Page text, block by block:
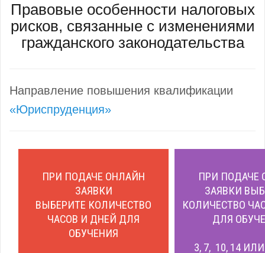
Правовые особенности налоговых
рисков, связанные с изменениями
гражданского законодательства
Направление повышения квалификации
«Юриспруденция»
ПРИ ПОДАЧЕ ОНЛАЙН
ЗАЯВКИ
ВЫБЕРИТЕ КОЛИЧЕСТВО
ЧАСОВ И ДНЕЙ ДЛЯ
ОБУЧЕНИЯ
ПРИ ПОДАЧЕ
ЗАЯВКИ
КОЛИЧЕСТВО
ДЛЯ
3, 7, 10, 14